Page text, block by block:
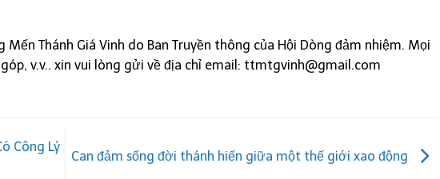
Thánh Giá Vinh do Ban Truyền thông của Hội Dòng đảm nhiệm. Mọi
v.v.. xin vui lòng gửi về địa chỉ email: ttmtgvinh@gmail.com
Công Lý
Can đảm sống đời thánh hiến giữa một thế giới xao động